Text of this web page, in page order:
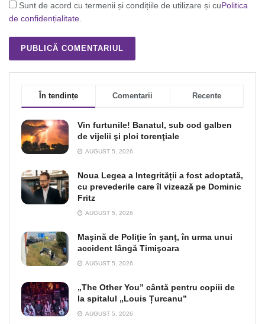
Sunt de acord cu termenii și condițiile de utilizare și cuPolitica
de confidențialitate.
În tendințe Comentarii Recente
Vin furtunile! Banatul, sub cod galben
de vijelii şi ploi torenţiale
AUGUST 5, 2026
Noua Legea a Integrității a fost adoptată,
cu prevederile care îl vizează pe Dominic
Fritz
AUGUST 5, 2026
Maşină de Poliţie în şanţ, în urma unui
accident lângă Timişoara
AUGUST 5, 2026
„The Other You” cântă pentru copiii de
la spitalul „Louis Țurcanu”
AUGUST 5, 2026